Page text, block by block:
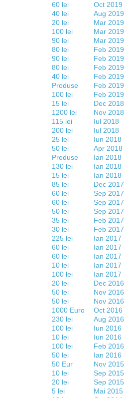
60 lei
Oct 2019
40 lei
Aug 2019
20 lei
Mar 2019
100 lei
Mar 2019
90 lei
Mar 2019
80 lei
Feb 2019
90 lei
Feb 2019
80 lei
Feb 2019
40 lei
Feb 2019
Produse
Feb 2019
100 lei
Feb 2019
15 lei
Dec 2018
1200 lei
Nov 2018
115 lei
Iul 2018
200 lei
Iul 2018
25 lei
Iun 2018
50 lei
Apr 2018
Produse
Ian 2018
130 lei
Ian 2018
15 lei
Ian 2018
85 lei
Dec 2017
60 lei
Sep 2017
60 lei
Sep 2017
50 lei
Sep 2017
35 lei
Feb 2017
30 lei
Feb 2017
225 lei
Ian 2017
60 lei
Ian 2017
60 lei
Ian 2017
10 lei
Ian 2017
100 lei
Ian 2017
20 lei
Dec 2016
50 lei
Nov 2016
50 lei
Nov 2016
1000 Euro
Oct 2016
230 lei
Aug 2016
100 lei
Iun 2016
10 lei
Iun 2016
100 lei
Feb 2016
50 lei
Ian 2016
50 Eur
Nov 2015
10 lei
Sep 2015
20 lei
Sep 2015
5 lei
Mai 2015